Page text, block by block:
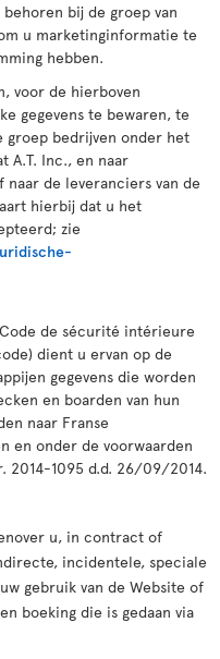
bij de groep van
u marketinginformatie te
hebben.
voor de hierboven
gegevens te bewaren, te
groep bedrijven onder het
A.T. Inc., en naar
de leveranciers van de
hierbij dat u het
zie
de sécurité intérieure
dient u ervan op de
gegevens die worden
en boarden van hun
naar Franse
en onder de voorwaarden
2014-1095 d.d. 26/09/2014.
u, in contract of
incidentele, speciale
gebruik van de Website of
boeking die is gedaan via